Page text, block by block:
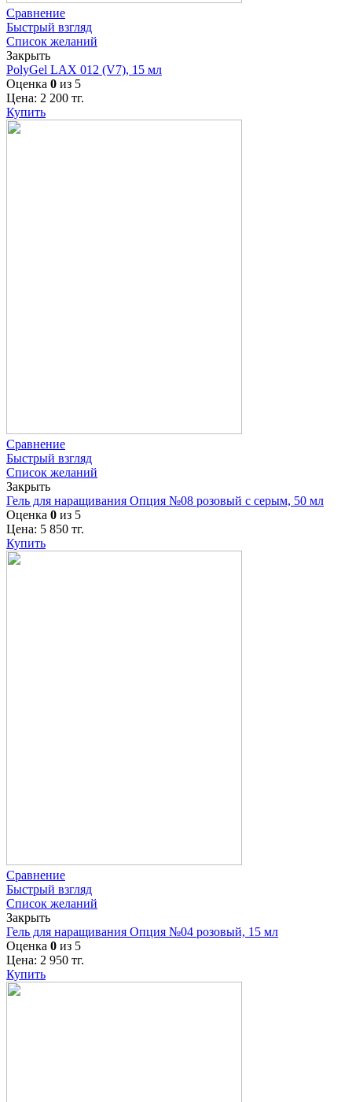
Сравнение
Быстрый взгляд
Список желаний
Закрыть
PolyGel LAX 012 (V7), 15 мл
Оценка 0 из 5
Цена: 2 200 тг.
Купить
Сравнение
Быстрый взгляд
Список желаний
Закрыть
Гель для наращивания Опция №08 розовый с серым, 50 мл
Оценка 0 из 5
Цена: 5 850 тг.
Купить
Сравнение
Быстрый взгляд
Список желаний
Закрыть
Гель для наращивания Опция №04 розовый, 15 мл
Оценка 0 из 5
Цена: 2 950 тг.
Купить